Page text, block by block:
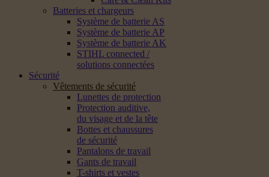
Batteries et chargeurs
Système de batterie AS
Système de batterie AP
Système de batterie AK
STIHL connected /
solutions connectées
Sécurité
Vêtements de sécurité
Lunettes de protection
Protection auditive,
du visage et de la tête
Bottes et chaussures
de sécurité
Pantalons de travail
Gants de travail
T-shirts et vestes